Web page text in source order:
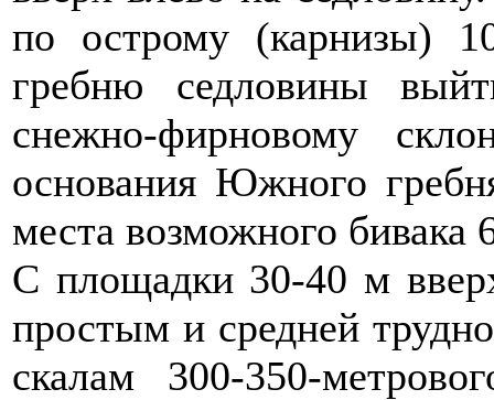
по острому (карнизы)
гребню седловины
снежно-фирновому
основания Южного
места возможного бивака
С площадки 30-40 м
простым и средней
скалам 300-350-